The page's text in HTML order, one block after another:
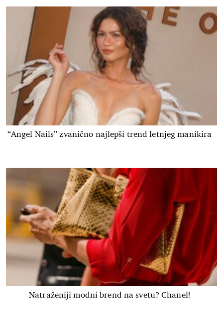
“Angel Nails” zvanično najlepši trend letnjeg manikira
Natraženiji modni brend na svetu? Chanel!